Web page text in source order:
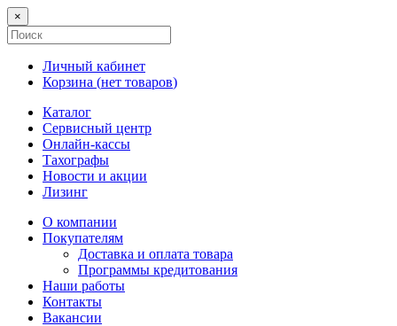
×
Личный кабинет
Корзина (нет товаров)
Каталог
Сервисный центр
Онлайн-кассы
Тахографы
Новости и акции
Лизинг
О компании
Покупателям
Доставка и оплата товара
Программы кредитования
Наши работы
Контакты
Вакансии